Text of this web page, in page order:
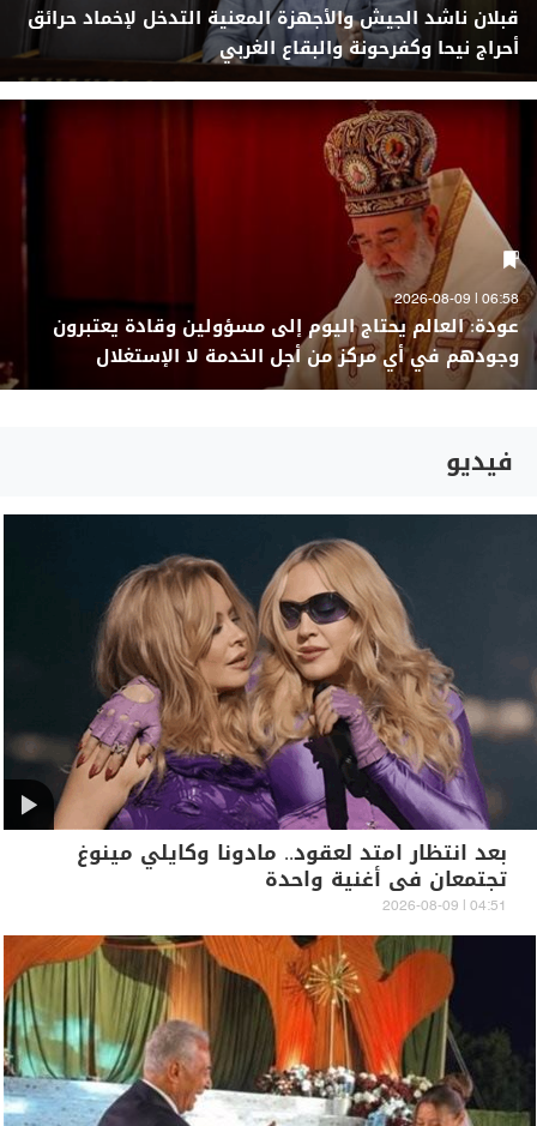
قبلان ناشد الجيش والأجهزة المعنية التدخل لإخماد حرائق
أحراج نيحا وكفرحونة والبقاع الغربي
06:58 | 2026-08-09
عودة: العالم يحتاج اليوم إلى مسؤولين وقادة يعتبرون
وجودهم في أي مركز من أجل الخدمة لا الإستغلال
فيديو
بعد انتظار امتد لعقود.. مادونا وكايلي مينوغ
تجتمعان في أغنية واحدة
04:51 | 2026-08-09